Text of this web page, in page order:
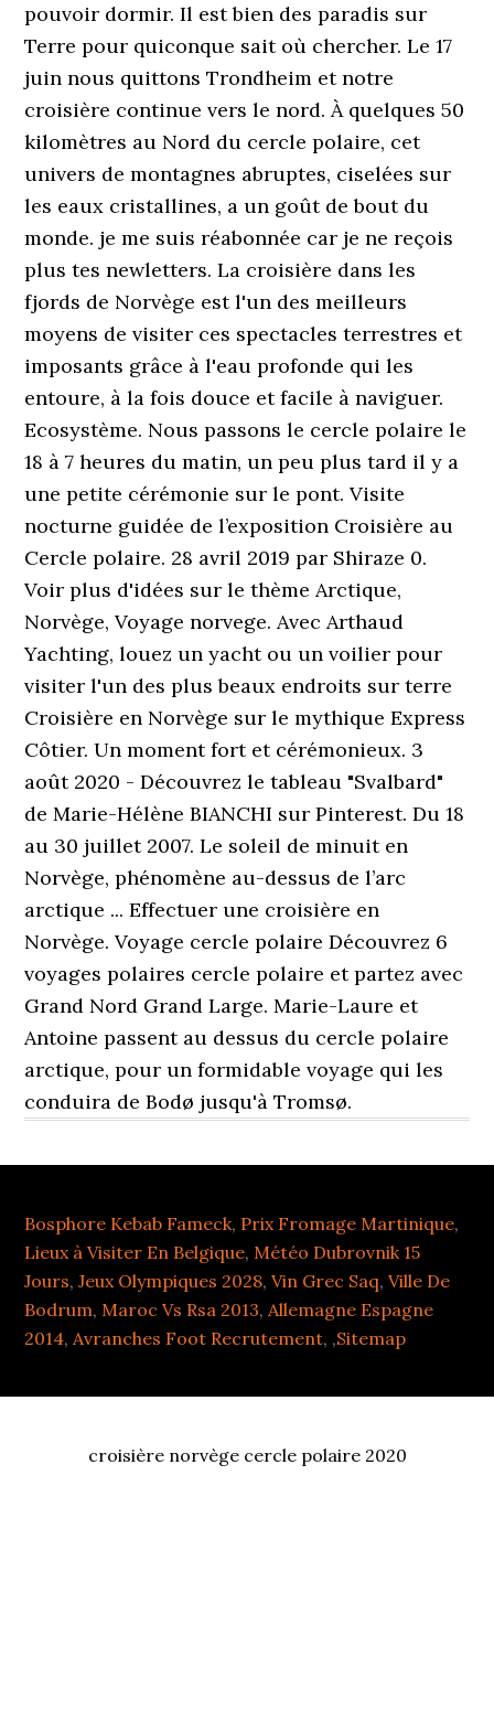
pouvoir dormir. Il est bien des paradis sur
Terre pour quiconque sait où chercher. Le 17
juin nous quittons Trondheim et notre
croisière continue vers le nord. À quelques 50
kilomètres au Nord du cercle polaire, cet
univers de montagnes abruptes, ciselées sur
les eaux cristallines, a un goût de bout du
monde. je me suis réabonnée car je ne reçois
plus tes newletters. La croisière dans les
fjords de Norvège est l'un des meilleurs
moyens de visiter ces spectacles terrestres et
imposants grâce à l'eau profonde qui les
entoure, à la fois douce et facile à naviguer.
Ecosystème. Nous passons le cercle polaire le
18 à 7 heures du matin, un peu plus tard il y a
une petite cérémonie sur le pont. Visite
nocturne guidée de l’exposition Croisière au
Cercle polaire. 28 avril 2019 par Shiraze 0.
Voir plus d'idées sur le thème Arctique,
Norvège, Voyage norvege. Avec Arthaud
Yachting, louez un yacht ou un voilier pour
visiter l'un des plus beaux endroits sur terre
Croisière en Norvège sur le mythique Express
Côtier. Un moment fort et cérémonieux. 3
août 2020 - Découvrez le tableau "Svalbard"
de Marie-Hélène BIANCHI sur Pinterest. Du 18
au 30 juillet 2007. Le soleil de minuit en
Norvège, phénomène au-dessus de l’arc
arctique ... Effectuer une croisière en
Norvège. Voyage cercle polaire Découvrez 6
voyages polaires cercle polaire et partez avec
Grand Nord Grand Large. Marie-Laure et
Antoine passent au dessus du cercle polaire
arctique, pour un formidable voyage qui les
conduira de Bodø jusqu'à Tromsø.
Bosphore Kebab Fameck, Prix Fromage Martinique,
Lieux à Visiter En Belgique,Météo Dubrovnik 15
Jours,Jeux Olympiques 2028,Vin Grec Saq,Ville De
Bodrum,Maroc Vs Rsa 2013,Allemagne Espagne
2014,Avranches Foot Recrutement, ,Sitemap
croisière norvège cercle polaire 2020